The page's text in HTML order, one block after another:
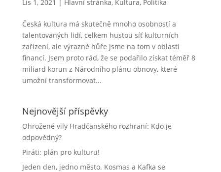
Lis 1, 2021 | Hlavní stránka, Kultura, Politika
Česká kultura má skutečně mnoho osobností a
talentovaných lidí, celkem hustou síť kulturních
zařízení, ale výrazně hůře jsme na tom v oblasti
financí. Jsem proto rád, že se podařilo získat téměř 8
miliard korun z Národního plánu obnovy, které
umožní transformovat...
Nejnovější příspěvky
Ohrožené vily Hradčanského rozhraní: Kdo je
odpovědný?
Piráti: plán pro kulturu!
Jeden den, jedno město. Kosmas a Kafka se